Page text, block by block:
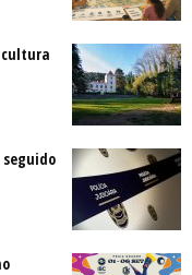
cultura